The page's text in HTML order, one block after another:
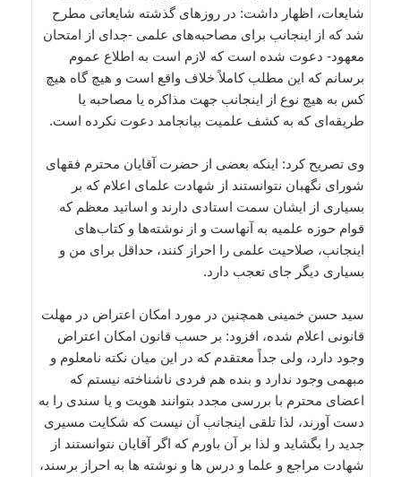
شایعات، اظهار داشت: در روزهای گذشته شایعاتی مطرح
شد که از اینجانب برای مصاحبه‌های علمی -جدای از امتحان
معهود- دعوت شده است که لازم است به اطلاع عموم
برسانم که این مطلب کاملاً خلاف واقع است و هیچ گاه هیچ
کس به هیچ نوع از اینجانب جهت مذاکره یا مصاحبه یا
طریقه‌ای که به کشف علمیت بیانجامد دعوت نکرده است.
وی تصریح کرد: اینکه بعضی از حضرت آقایان محترم فقهای
شورای نگهبان نتوانستند از شهادت علمای اعلام که بر
بسیاری از ایشان سمت استادی دارند و اساتید معظم که
قوام حوزه علمیه به آنهاست و از نوشته‌ها و کتاب‌های
اینجانب، صلاحیت علمی را احراز کنند، حداقل برای من و
بسیاری دیگر جای تعجب دارد.
سید حسن خمینی همچنین در مورد امکان اعتراض در مهلت
قانونی اعلام شده، افزود: بر حسب قانون امکان اعتراض
وجود دارد، ولی جداً معتقدم که در این میان نکته نامعلوم و
مبهمی وجود ندارد و بنده هم فردی ناشناخته نیستم که
اعضای محترم با بررسی مجدد بتوانند هویت و یا سندی را به
دست آورند، لذا تلقی اینجانب آن نیست که شکایت مسیری
جدید را بگشاید و لذا بر آن باورم که اگر آقایان نتوانستند از
شهادت مراجع و علما و درس ها و نوشته ها به احراز برسند،